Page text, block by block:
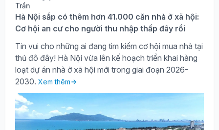
Hà Nội sắp có thêm hơn 41.000 căn nhà ở xã hội:
Cơ hội an cư cho người thu nhập thấp đây rồi
Tin vui cho những ai đang tìm kiếm cơ hội mua nhà tại
thủ đô đây! Hà Nội vừa lên kế hoạch triển khai hàng
loạt dự án nhà ở xã hội mới trong giai đoạn 2026-
2030. Xem thêm